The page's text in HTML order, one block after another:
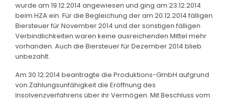
wurde am 19.12.2014 angewiesen und ging am 23.12.2014
beim HZA ein. Für die Begleichung der am 20.12.2014 fälligen
Biersteuer für November 2014 und der sonstigen fälligen
Verbindlichkeiten waren keine ausreichenden Mittel mehr
vorhanden. Auch die Biersteuer für Dezember 2014 blieb
unbezahlt.
Am 30.12.2014 beantragte die Produktions-GmbH aufgrund
von Zahlungsunfähigkeit die Eröffnung des
Insolvenzverfahrens über ihr Vermögen. Mit Beschluss vom